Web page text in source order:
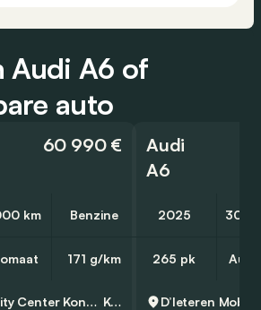
Audi A6 of
auto
60 990 €
km Benzine
171 g/km
D’Ieteren Mobility Center Kontich - Audi, Volkswagen & Commercial Vehicles Kontich
Audi
A6
2025 30
265 pk